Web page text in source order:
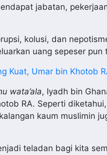
jabatan,
kolusi, dan
uang sepeser pun
Kuat, Umar bin Khotob
wata’ala, Iyadh bin
RA. Seperti
kaum muslimin
teladan bagi kita